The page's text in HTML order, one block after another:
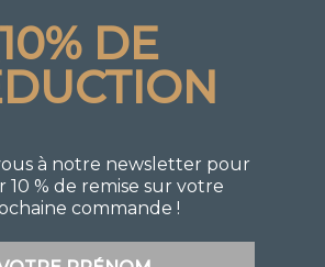
10% DE
à notre newsletter pour
10 % de remise sur votre
commande !